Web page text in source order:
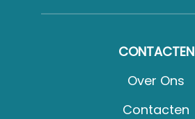
CONTACTEN
Over Ons
Contacten